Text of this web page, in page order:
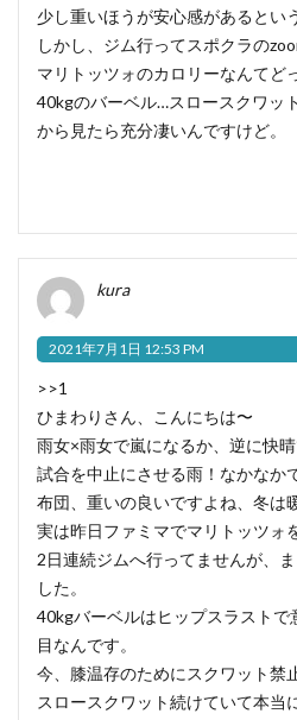
少し重いほうが安心感があるとい
しかし、ジム行ってスポクラの
マリトッツォのカロリーなんてど
40kgのバーベル…スロースクワッ
から見たら充分凄いんですけど。
kura
2021年7月1日 12:53 PM
>>1
ひまわりさん、こんにちは〜
雨女×雨女で嵐になるか、逆に快晴
試合を中止にさせる雨！なかなか
布団、重いの良いですよね、冬は
実は昨日ファミマでマリトッツォ
2日連続ジムへ行ってませんが、
した。
40kgバーベルはヒップスラスト
目なんです。
今、膝温存のためにスクワット禁
スロースクワット続けていて本当